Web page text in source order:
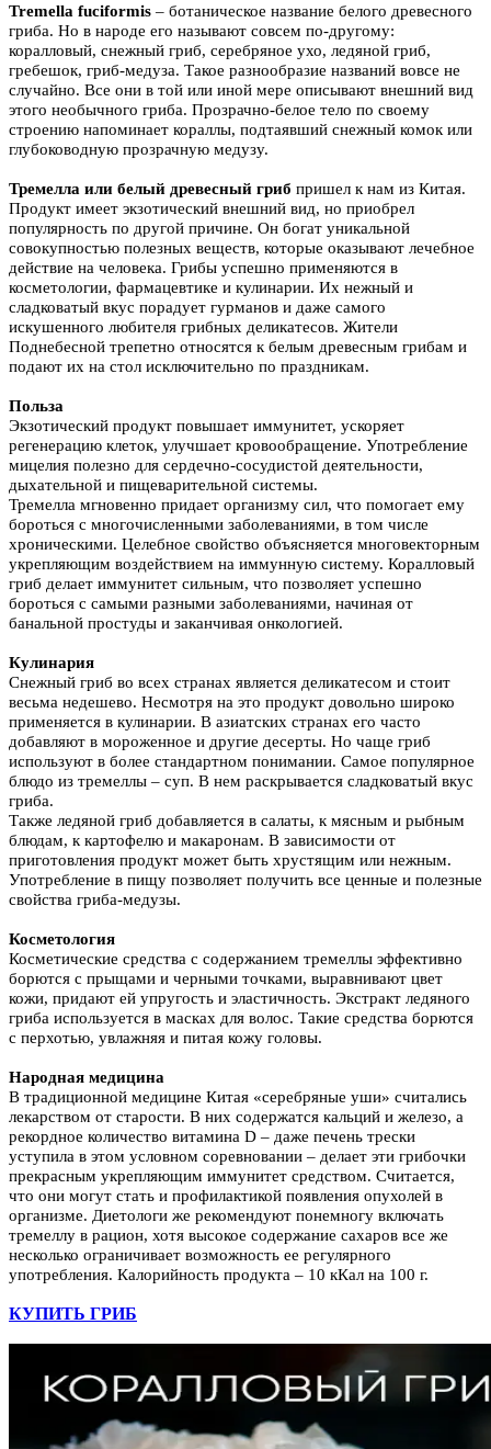
Tremella fuciformis – ботаническое название белого древесного
гриба. Но в народе его называют совсем по-другому:
коралловый, снежный гриб, серебряное ухо, ледяной гриб,
гребешок, гриб-медуза. Такое разнообразие названий вовсе не
случайно. Все они в той или иной мере описывают внешний вид
этого необычного гриба. Прозрачно-белое тело по своему
строению напоминает кораллы, подтаявший снежный комок или
глубоководную прозрачную медузу.
Тремелла или белый древесный гриб пришел к нам из Китая.
Продукт имеет экзотический внешний вид, но приобрел
популярность по другой причине. Он богат уникальной
совокупностью полезных веществ, которые оказывают лечебное
действие на человека. Грибы успешно применяются в
косметологии, фармацевтике и кулинарии. Их нежный и
сладковатый вкус порадует гурманов и даже самого
искушенного любителя грибных деликатесов. Жители
Поднебесной трепетно относятся к белым древесным грибам и
подают их на стол исключительно по праздникам.
Польза
Экзотический продукт повышает иммунитет, ускоряет
регенерацию клеток, улучшает кровообращение. Употребление
мицелия полезно для сердечно-сосудистой деятельности,
дыхательной и пищеварительной системы.
Тремелла мгновенно придает организму сил, что помогает ему
бороться с многочисленными заболеваниями, в том числе
хроническими. Целебное свойство объясняется многовекторным
укрепляющим воздействием на иммунную систему. Коралловый
гриб делает иммунитет сильным, что позволяет успешно
бороться с самыми разными заболеваниями, начиная от
банальной простуды и заканчивая онкологией.
Кулинария
Снежный гриб во всех странах является деликатесом и стоит
весьма недешево. Несмотря на это продукт довольно широко
применяется в кулинарии. В азиатских странах его часто
добавляют в мороженное и другие десерты. Но чаще гриб
используют в более стандартном понимании. Самое популярное
блюдо из тремеллы – суп. В нем раскрывается сладковатый вкус
гриба.
Также ледяной гриб добавляется в салаты, к мясным и рыбным
блюдам, к картофелю и макаронам. В зависимости от
приготовления продукт может быть хрустящим или нежным.
Употребление в пищу позволяет получить все ценные и полезные
свойства гриба-медузы.
Косметология
Косметические средства с содержанием тремеллы эффективно
борются с прыщами и черными точками, выравнивают цвет
кожи, придают ей упругость и эластичность. Экстракт ледяного
гриба используется в масках для волос. Такие средства борются
с перхотью, увлажняя и питая кожу головы.
Народная медицина
В традиционной медицине Китая «серебряные уши» считались
лекарством от старости. В них содержатся кальций и железо, а
рекордное количество витамина D – даже печень трески
уступила в этом условном соревновании – делает эти грибочки
прекрасным укрепляющим иммунитет средством. Считается,
что они могут стать и профилактикой появления опухолей в
организме. Диетологи же рекомендуют понемногу включать
тремеллу в рацион, хотя высокое содержание сахаров все же
несколько ограничивает возможность ее регулярного
употребления. Калорийность продукта – 10 кКал на 100 г.
КУПИТЬ ГРИБ